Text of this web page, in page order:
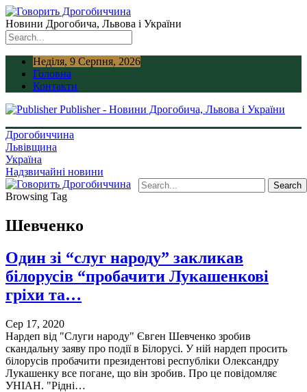
Новини Дрогобича, Львова і України
Неділя, 9 Серпня, 2026
Головна
Контакти
Publisher - Новини Дрогобича, Львова і України
Дрогобиччина
Львівщина
Україна
Надзвичайні новини
Browsing Tag
Шевченко
Один зі “слуг народу” закликав
білорусів “пробачити Лукашенкові
гріхи та…
Сер 17, 2020
Нардеп від "Слуги народу" Євген Шевченко зробив
скандальну заяву про події в Білорусі. У ній нардеп просить
білорусів пробачити президентові республіки Олександру
Лукашенку все погане, що він зробив. Про це повідомляє
УНІАН. "Рідні…